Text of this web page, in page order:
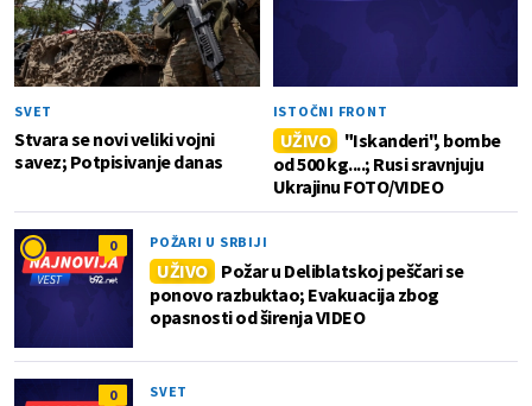
SVET
Stvara se novi veliki vojni
savez; Potpisivanje danas
ISTOČNI FRONT
UŽIVO
"Iskanderi", bombe
od 500 kg....; Rusi sravnjuju
Ukrajinu FOTO/VIDEO
0 POŽARI U SRBIJI
UŽIVO
Požar u Deliblatskoj peščari se
ponovo razbuktao; Evakuacija zbog
opasnosti od širenja VIDEO
0 SVET